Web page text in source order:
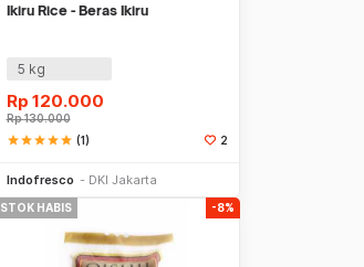
Ikiru Rice - Beras Ikiru
5 kg
Rp 120.000
Rp130.000
starstarstarstarstar (1) 2
Indofresco DKI Jakarta
STOK HABIS -8%